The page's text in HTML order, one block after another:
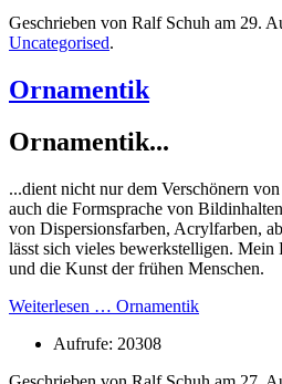
Geschrieben von Ralf Schuh am 29.
Uncategorised.
Ornamentik
Ornamentik...
...dient nicht nur dem Verschönern
auch die Formsprache von
von Dispersionsfarben, Acrylfarben,
lässt sich vieles bewerkstelligen. Mein
und die Kunst der frühen Menschen.
Weiterlesen … Ornamentik
Aufrufe: 20308